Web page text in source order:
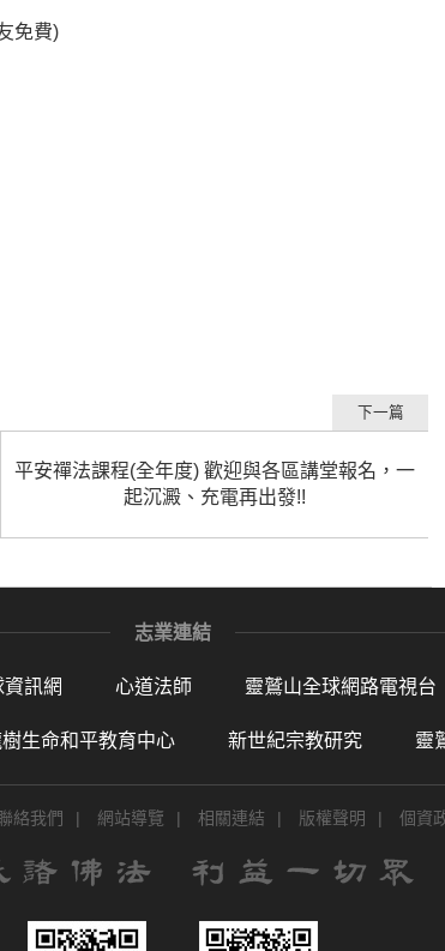
免費)
平安禪法課程(全年度) 歡迎與各區講堂報名，一
起沉澱、充電再出發!!
下一篇
志業連結
訊網 心道法師 靈鷲山全球網路電視台
生命和平教育中心 新世紀宗教研究 靈
聯絡我們 | 網站導覽 | 相關連結 | 版權聲明 | 個資